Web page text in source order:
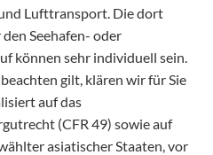
Lufttransport. Die dort
Seehafen- oder
können sehr individuell sein.
gilt, klären wir für Sie
auf das
(CFR 49) sowie auf
asiatischer Staaten, vor